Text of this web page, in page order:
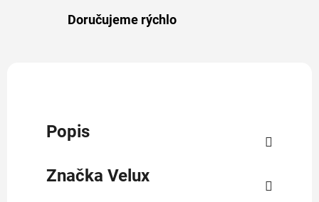
Doručujeme rýchlo
Popis
Značka Velux